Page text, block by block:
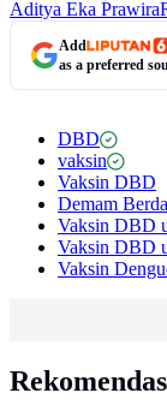
Aditya Eka Prawira
Add
as a preferred
DBD
vaksin
Vaksin DBD
Demam
Vaksin DBD
Vaksin DBD
Vaksin